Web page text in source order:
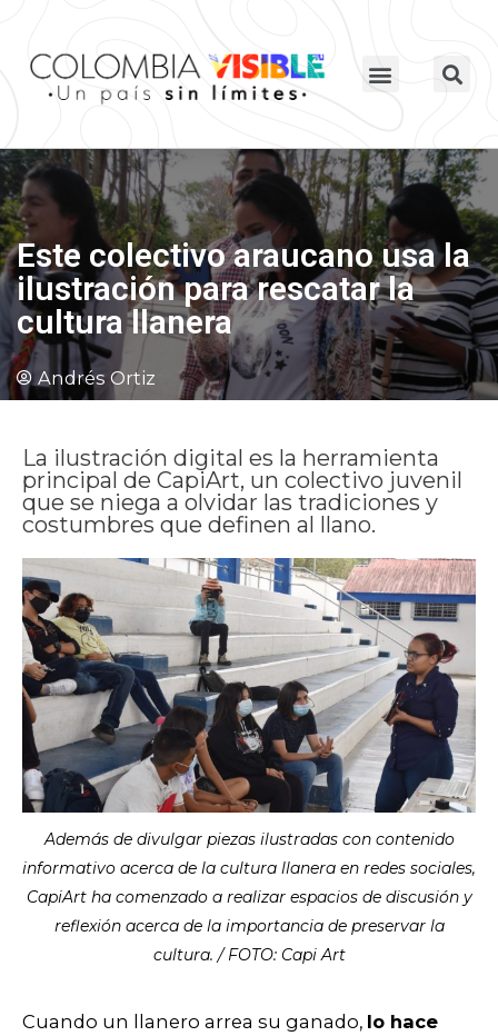
Este colectivo araucano usa la
ilustración para rescatar la
cultura llanera
Andrés Ortiz
La ilustración digital es la herramienta
principal de CapiArt, un colectivo juvenil
que se niega a olvidar las tradiciones y
costumbres que definen al llano.
Además de divulgar piezas ilustradas con contenido
informativo acerca de la cultura llanera en redes sociales,
CapiArt ha comenzado a realizar espacios de discusión y
reflexión acerca de la importancia de preservar la
cultura. / FOTO: Capi Art
Cuando un llanero arrea su ganado, lo hace